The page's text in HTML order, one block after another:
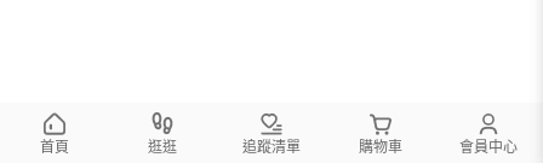
首頁 逛逛 追蹤清單 購物車 會員中心